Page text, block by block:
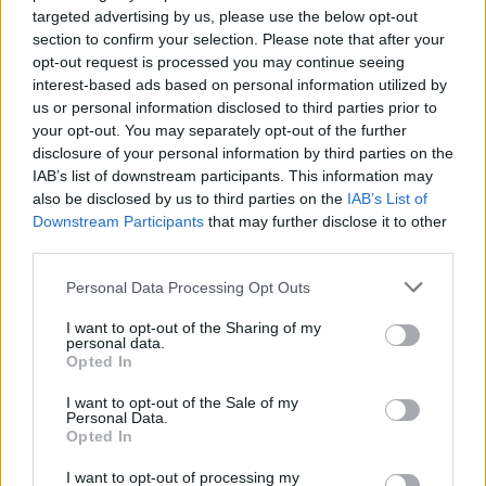
targeted advertising by us, please use the below opt-out
section to confirm your selection. Please note that after your
opt-out request is processed you may continue seeing
interest-based ads based on personal information utilized by
us or personal information disclosed to third parties prior to
your opt-out. You may separately opt-out of the further
disclosure of your personal information by third parties on the
IAB’s list of downstream participants. This information may
also be disclosed by us to third parties on the IAB’s List of
Downstream Participants that may further disclose it to other
Please note that this website/app uses one or more Google
not limited to your visit or usage behaviour. You may click to
grant or deny consent to Google and its third-party tags to
use your data for below specified purposes in below Google
consent section.
Personal Data Processing Opt Outs
I want to opt-out of the Sharing of my
personal data.
Opted In
I want to opt-out of the Sale of my
Personal Data.
Opted In
I want to opt-out of processing my
verde está a un paso. EnLazy Beachno habrá
grandes multitudes, y probablemente será uno
de los pocos turistas. Practicar snorkel es un
pasatiempo popular, pero también lo es relajarse
en una hamaca y disfrutar de la brisa marina.
Hay un bar y un restaurante situados en Lazy
Beach, por lo que no tendrá que salir de la isla
para tomar un refresco y disfrutar de una
deliciosa cocina.
En Sihanoukville, hay dos playas vecinas
llamadasSerendipity Beach y Ochheuteal
Beach . Técnicamente, Serendipity Beach es el
afloramiento rocoso que está a un paso de la
arena, pero ambas playas suelen llamarse